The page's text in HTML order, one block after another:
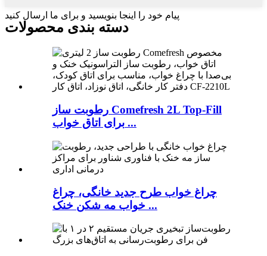
پیام خود را اینجا بنویسید و برای ما ارسال کنید
دسته بندی محصولات
رطوبت ساز Comefresh 2L Top-Fill
برای اتاق خواب ...
چراغ خواب طرح جدید خانگی، چراغ
خواب مه شکن خنک ...